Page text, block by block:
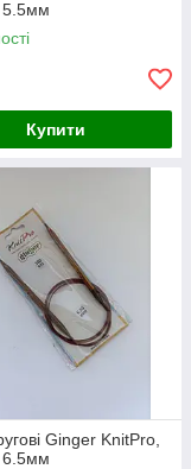
5.5мм
Купити
Ginger KnitPro,
6.5мм